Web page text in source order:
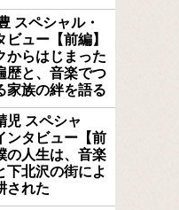
スペシャル・
ビュー【前編】
からはじまった
歴と、音楽でつ
家族の絆を語る
児 スペシャ
ンタビュー【前
の人生は、音楽
下北沢の街によ
された